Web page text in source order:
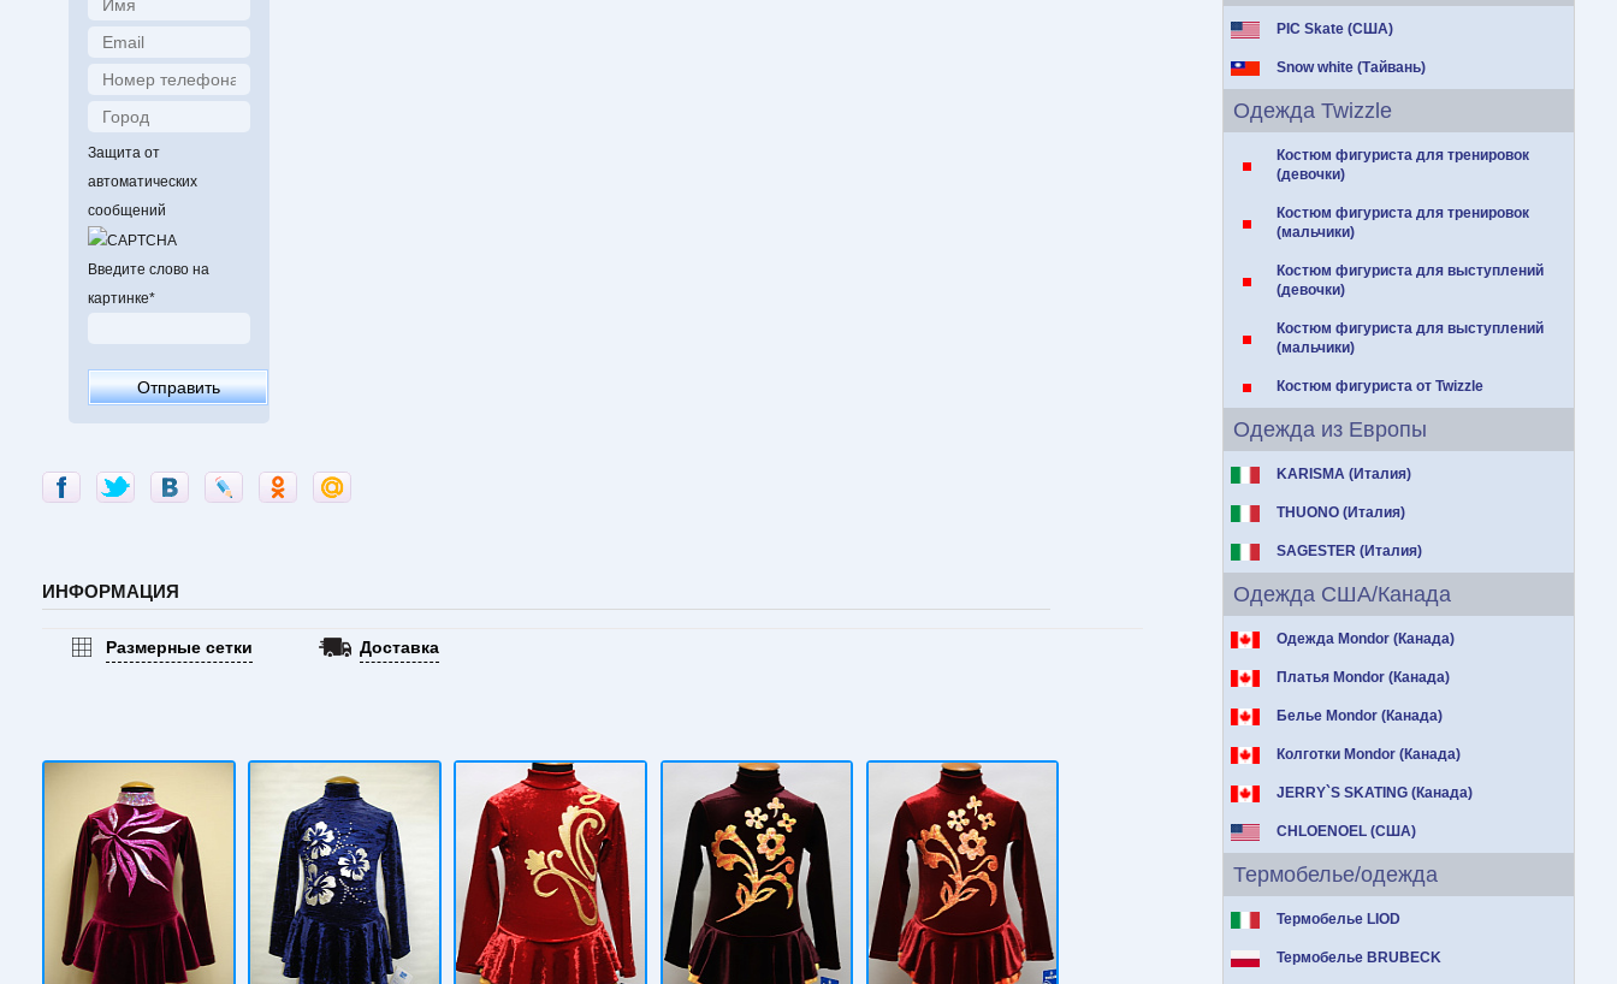
PIC Skate (США)
Snow white (Тайвань)
Одежда Twizzle
Костюм фигуриста для тренировок
(девочки)
Костюм фигуриста для тренировок
(мальчики)
Костюм фигуриста для выступлений
(девочки)
Костюм фигуриста для выступлений
(мальчики)
Костюм фигуриста от Twizzle
Одежда из Европы
KARISMA (Италия)
THUONO (Италия)
SAGESTER (Италия)
Одежда США/Канада
Одежда Mondor (Канада)
Платья Mondor (Канада)
Белье Mondor (Канада)
Колготки Mondor (Канада)
JERRY`S SKATING (Канада)
CHLOENOEL (США)
Термобелье/одежда
Термобелье LIOD
Термобелье BRUBECK
Защита от
автоматических
сообщений
Введите слово на
картинке*
ИНФОРМАЦИЯ
Размерные сетки Доставка